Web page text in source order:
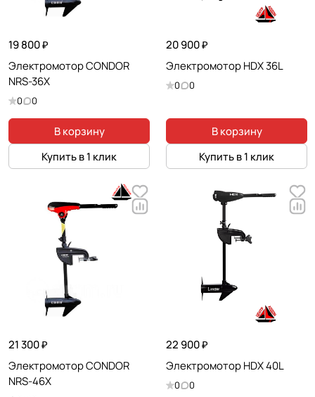
19 800 ₽
Электромотор CONDOR
NRS-36X
0 0
В корзину
Купить в 1 клик
20 900 ₽
Электромотор HDX 36L
0 0
В корзину
Купить в 1 клик
21 300 ₽
Электромотор CONDOR
NRS-46X
22 900 ₽
Электромотор HDX 40L
0 0